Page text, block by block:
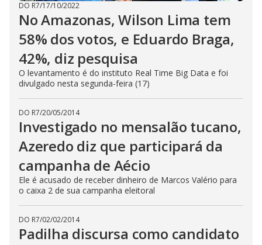
DO R7/17/10/2022
No Amazonas, Wilson Lima tem
58% dos votos, e Eduardo Braga,
42%, diz pesquisa
O levantamento é do instituto Real Time Big Data e foi
divulgado nesta segunda-feira (17)
DO R7/20/05/2014
Investigado no mensalão tucano,
Azeredo diz que participará da
campanha de Aécio
Ele é acusado de receber dinheiro de Marcos Valério para
o caixa 2 de sua campanha eleitoral
DO R7/02/02/2014
Padilha discursa como candidato